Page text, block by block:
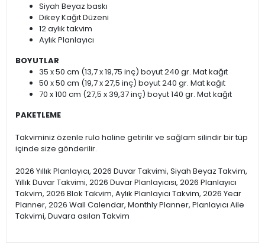
Siyah Beyaz baskı
Dikey Kağıt Düzeni
12 aylık takvim
Aylık Planlayıcı
BOYUTLAR
35 x 50 cm (13,7 x 19,75 inç) boyut 240 gr. Mat kağıt
50 x 50 cm (19,7 x 27,5 inç) boyut 240 gr. Mat kağıt
70 x 100 cm (27,5 x 39,37 inç) boyut 140 gr. Mat kağıt
PAKETLEME
Takviminiz özenle rulo haline getirilir ve sağlam silindir bir tüp
içinde size gönderilir.
2026 Yıllık Planlayıcı, 2026 Duvar Takvimi, Siyah Beyaz Takvim,
Yıllık Duvar Takvimi, 2026 Duvar Planlayıcısı, 2026 Planlayıcı
Takvim, 2026 Blok Takvim, Aylık Planlayıcı Takvim, 2026 Year
Planner, 2026 Wall Calendar, Monthly Planner, Planlayıcı Aile
Takvimi, Duvara asılan Takvim